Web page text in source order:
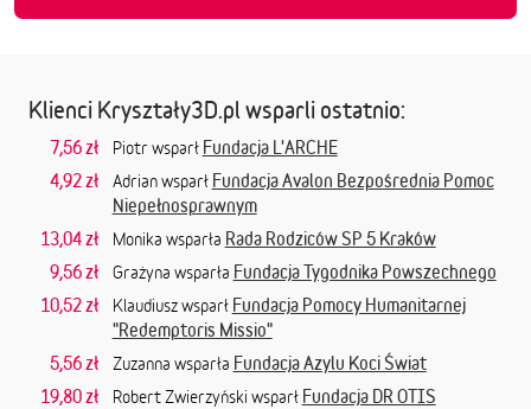
Klienci Kryształy3D.pl wsparli ostatnio:
7,56 zł Piotr wsparł Fundacja L'ARCHE
4,92 zł
Adrian wsparł Fundacja Avalon Bezpośrednia Pomoc
Niepełnosprawnym
13,04 zł
Monika wsparła Rada Rodziców SP 5 Kraków
9,56 zł
Grażyna wsparła Fundacja Tygodnika Powszechnego
10,52 zł
Klaudiusz wsparł Fundacja Pomocy Humanitarnej
"Redemptoris Missio"
5,56 zł
Zuzanna wsparła Fundacja Azylu Koci Świat
19,80 zł
Robert Zwierzyński wsparł Fundacja DR OTIS